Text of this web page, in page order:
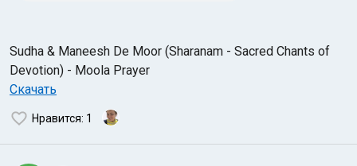
Sudha & Maneesh De Moor (Sharanam - Sacred Chants of
Devotion) - Moola Prayer
Скачать
Нравится: 1